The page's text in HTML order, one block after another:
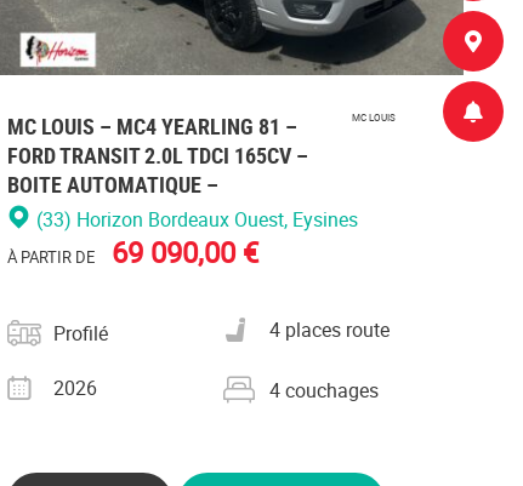
MC LOUIS – MC4 YEARLING 81 –
FORD TRANSIT 2.0L TDCI 165CV –
BOITE AUTOMATIQUE –
MC LOUIS
(33) Horizon Bordeaux Ouest, Eysines
À PARTIR DE 69 090,00 €
Catégorie
Profilé
Nombre de places carte
grise
4 places route
Année2026 Nombre de couchages
4 couchages